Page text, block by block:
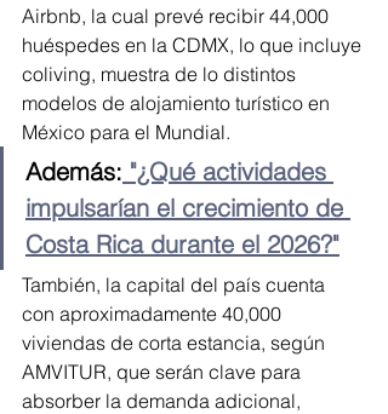
Airbnb, la cual prevé recibir 44,000
huéspedes en la CDMX, lo que incluye
coliving, muestra de lo distintos
modelos de alojamiento turístico en
México para el Mundial.
Además: "¿Qué actividades
impulsarían el crecimiento de
Costa Rica durante el 2026?"
También, la capital del país cuenta
con aproximadamente 40,000
viviendas de corta estancia, según
AMVITUR, que serán clave para
absorber la demanda adicional,